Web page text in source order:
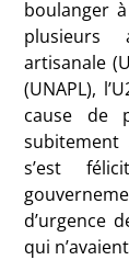
boulanger
plusieurs
artisanale
(UNAPL),
cause de
subitement
s’est
d’urgence
qui